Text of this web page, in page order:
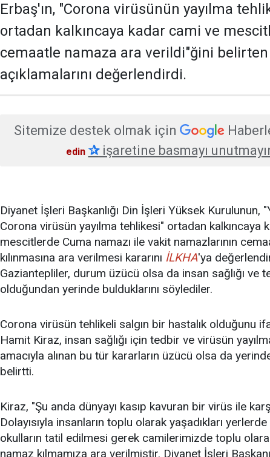
Erbaş'ın, "Corona virüsünün yayılma
ortadan kalkıncaya kadar cami ve
cemaatle namaza ara verildi"ğini belirten
açıklamalarını değerlendirdi.
Sitemize destek olmak için
edin ✰işaretine basmayı
Diyanet İşleri Başkanlığı Din İşleri Yüksek Kurulunun,
Corona virüsün yayılma tehlikesi" ortadan kalkıncaya
mescitlerde Cuma namazı ile vakit namazlarının
kılınmasına ara verilmesi kararını İLKHA'ya
Gaziantepliler, durum üzücü olsa da insan sağlığı ve
olduğundan yerinde bulduklarını söylediler.
Corona virüsün tehlikeli salgın bir hastalık olduğunu
Hamit Kiraz, insan sağlığı için tedbir ve virüsün
amacıyla alınan bu tür kararların üzücü olsa da
belirtti.
Kiraz, "Şu anda dünyayı kasıp kavuran bir virüs ile
Dolayısıyla insanların toplu olarak yaşadıkları
okulların tatil edilmesi gerek camilerimizde toplu
namaz kılmamıza ara verilmiştir. Diyanet İşleri